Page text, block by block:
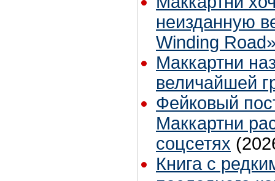
неизданную
Winding
Маккартни
величайшей
Фейковый
Маккартни
соцсетях
Книга с